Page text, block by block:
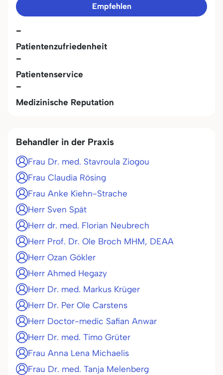
Empfehlen
-
Patientenzufriedenheit
-
Patientenservice
-
Medizinische Reputation
Behandler in der Praxis
Frau Dr. med. Stavroula Ziogou
Frau Claudia Rösing
Frau Anke Kiehn-Strache
Herr Sven Spät
Herr dr. med. Florian Neubrech
Herr Prof. Dr. Ole Broch MHM, DEAA
Herr Ozan Gökler
Herr Ahmed Hegazy
Herr Dr. med. Markus Krüger
Herr Dr. Per Ole Carstens
Herr Doctor-medic Safian Anwar
Herr Dr. med. Timo Grüter
Frau Anna Lena Michaelis
Frau Dr. med. Tanja Melenberg